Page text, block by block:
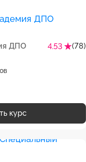
ДПО 4.53
(78)
курс